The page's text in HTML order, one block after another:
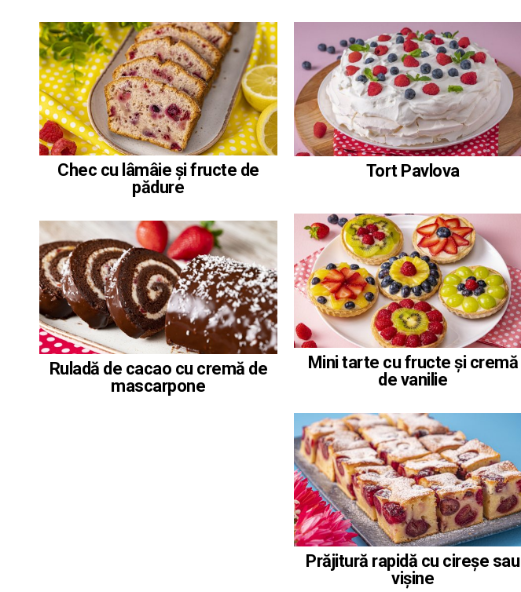
Chec cu lâmâie și fructe de
pădure
Tort Pavlova
Mini tarte cu fructe și cremă
de vanilie
Ruladă de cacao cu cremă de
mascarpone
Prăjitură rapidă cu cireșe sau
vișine